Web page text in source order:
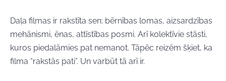
Daļa filmas ir rakstīta sen: bērnības lomas, aizsardzības
mehānismi, ēnas, attīstības posmi. Arī kolektīvie stāsti,
kuros piedalāmies pat nemanot. Tāpēc reizēm šķiet, ka
filma “rakstās pati”. Un varbūt tā arī ir.